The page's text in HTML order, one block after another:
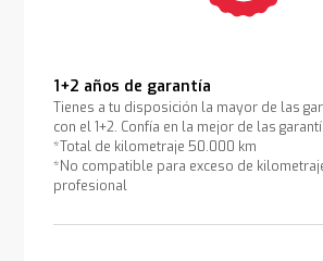
1+2 años de garantía
Tienes a tu disposición la mayor de las
con el 1+2. Confía en la mejor de las
*Total de kilometraje 50.000 km
*No compatible para exceso de
profesional